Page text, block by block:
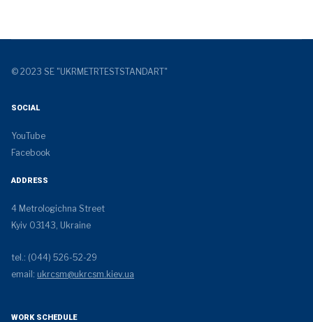
© 2023 SE "UKRMETRTESTSTANDART"
SOCIAL
YouTube
Facebook
ADDRESS
4 Metrologichna Street
Kyiv 03143, Ukraine
tel.: (044) 526-52-29
email: ukrcsm@ukrcsm.kiev.ua
WORK SCHEDULE